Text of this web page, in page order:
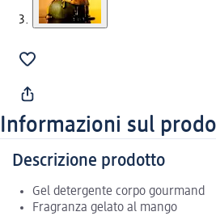
Informazioni sul
Descrizione prodotto
Gel detergente corpo gourmand
Fragranza gelato al mango